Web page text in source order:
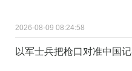
2026-08-09 08:24:58
以军士兵把枪口对准中国